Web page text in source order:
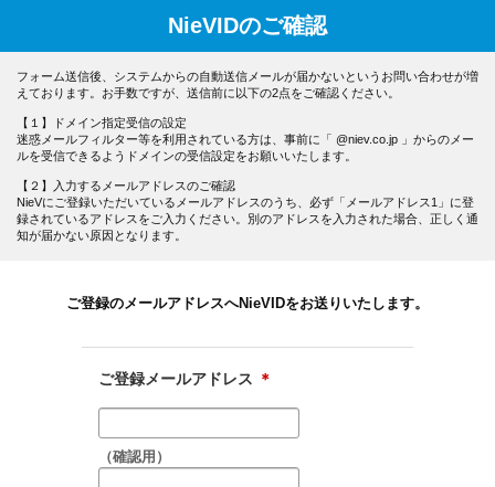
NieVIDのご確認
フォーム送信後、システムからの自動送信メールが届かないというお問い合わせが増
えております。お手数ですが、送信前に以下の2点をご確認ください。
【１】ドメイン指定受信の設定
迷惑メールフィルター等を利用されている方は、事前に「 @niev.co.jp 」からのメー
ルを受信できるようドメインの受信設定をお願いいたします。
【２】入力するメールアドレスのご確認
NieVにご登録いただいているメールアドレスのうち、必ず「メールアドレス1」に登
録されているアドレスをご入力ください。別のアドレスを入力された場合、正しく通
知が届かない原因となります。
ご登録のメールアドレスへNieVIDをお送りいたします。
ご登録メールアドレス ＊
（確認用）